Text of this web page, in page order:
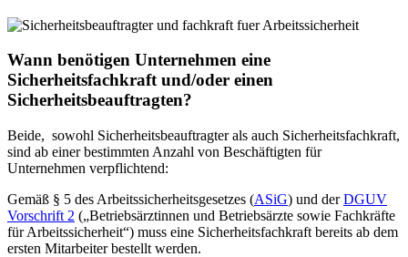
Wann benötigen Unternehmen eine
Sicherheitsfachkraft und/oder einen
Sicherheitsbeauftragten?
Beide, sowohl Sicherheitsbeauftragter als auch Sicherheitsfachkraft,
sind ab einer bestimmten Anzahl von Beschäftigten für
Unternehmen verpflichtend:
Gemäß § 5 des Arbeitssicherheitsgesetzes (ASiG) und derDGUV
Vorschrift 2 („Betriebsärztinnen und Betriebsärzte sowie Fachkräfte
für Arbeitssicherheit“) muss eine Sicherheitsfachkraft bereits ab dem
ersten Mitarbeiter bestellt werden.